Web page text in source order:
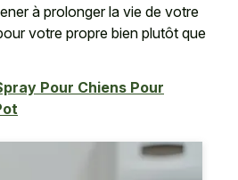
à prolonger la vie de votre
votre propre bien plutôt que
Pour Chiens Pour